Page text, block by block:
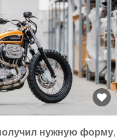
нужную форму,